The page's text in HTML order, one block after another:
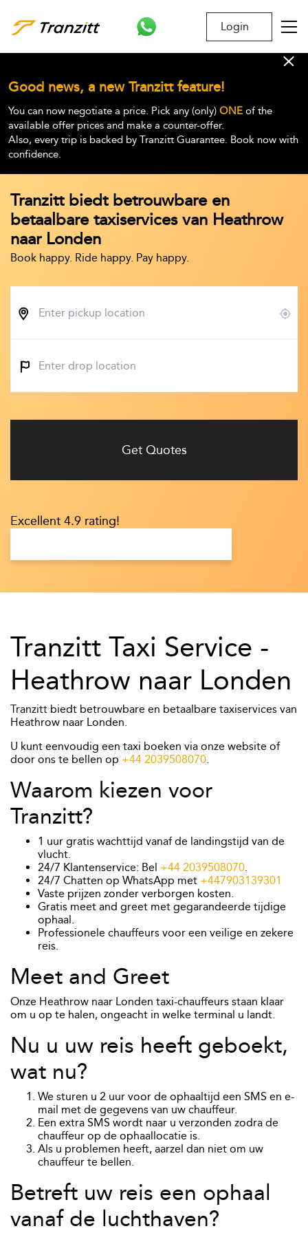
Login
Good news, a new Tranzitt feature!
You can now negotiate a price. Pick any (only) ONE of the
available offer prices and make a counter-offer.
Also, every trip is backed by Tranzitt Guarantee. Book now with
confidence.
Tranzitt biedt betrouwbare en
betaalbare taxiservices van Heathrow
naar Londen
Book happy. Ride happy. Pay happy.
Get Quotes
Excellent 4.9 rating!
Tranzitt Taxi Service -
Heathrow naar Londen
Tranzitt biedt betrouwbare en betaalbare taxiservices van
Heathrow naar Londen.
U kunt eenvoudig een taxi boeken via onze website of
door ons te bellen op +44 2039508070.
Waarom kiezen voor
Tranzitt?
1 uur gratis wachttijd vanaf de landingstijd van de
vlucht.
24/7 Klantenservice: Bel +44 2039508070.
24/7 Chatten op WhatsApp met +447903139301
Vaste prijzen zonder verborgen kosten.
Gratis meet and greet met gegarandeerde tijdige
ophaal.
Professionele chauffeurs voor een veilige en zekere
reis.
Meet and Greet
Onze Heathrow naar Londen taxi-chauffeurs staan klaar
om u op te halen, ongeacht in welke terminal u landt.
Nu u uw reis heeft geboekt,
wat nu?
We sturen u 2 uur voor de ophaaltijd een SMS en e-
mail met de gegevens van uw chauffeur.
Een extra SMS wordt naar u verzonden zodra de
chauffeur op de ophaallocatie is.
Als u problemen heeft, aarzel dan niet om uw
chauffeur te bellen.
Betreft uw reis een ophaal
vanaf de luchthaven?